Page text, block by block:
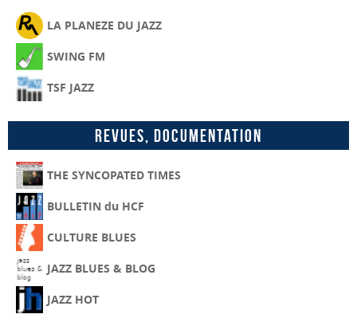
LA PLANEZE DU JAZZ
SWING FM
TSF JAZZ
Revues, Documentation
THE SYNCOPATED TIMES
BULLETIN du HCF
CULTURE BLUES
JAZZ BLUES & BLOG
JAZZ HOT